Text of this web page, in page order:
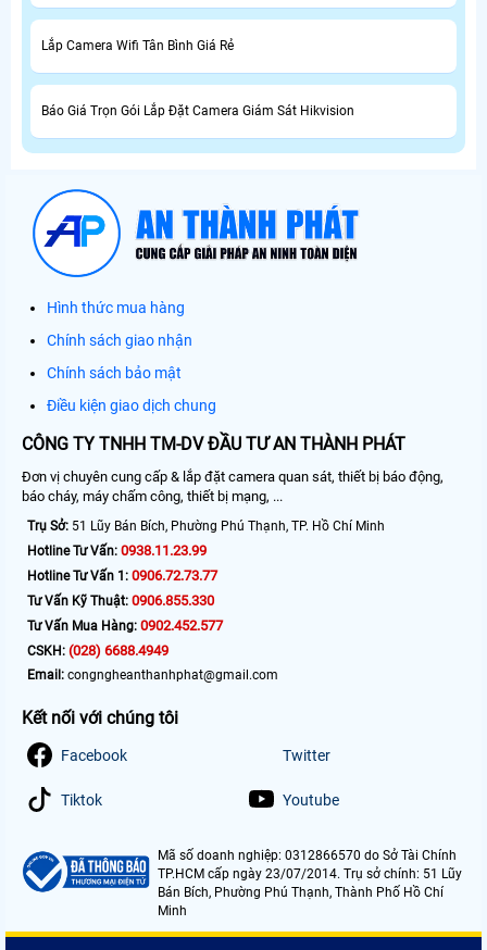
Lắp Camera Wifi Tân Bình Giá Rẻ
Báo Giá Trọn Gói Lắp Đặt Camera Giám Sát Hikvision
Hình thức mua hàng
Chính sách giao nhận
Chính sách bảo mật
Điều kiện giao dịch chung
CÔNG TY TNHH TM-DV ĐẦU TƯ AN THÀNH PHÁT
Đơn vị chuyên cung cấp & lắp đặt camera quan sát, thiết bị báo động,
báo cháy, máy chấm công, thiết bị mạng, ...
Trụ Sở: 51 Lũy Bán Bích, Phường Phú Thạnh, TP. Hồ Chí Minh
Hotline Tư Vấn: 0938.11.23.99
Hotline Tư Vấn 1: 0906.72.73.77
Tư Vấn Kỹ Thuật: 0906.855.330
Tư Vấn Mua Hàng: 0902.452.577
CSKH: (028) 6688.4949
Email: congngheanthanhphat@gmail.com
Kết nối với chúng tôi
Facebook Twitter
Tiktok Youtube
Mã số doanh nghiệp: 0312866570 do Sở Tài Chính
TP.HCM cấp ngày 23/07/2014. Trụ sở chính: 51 Lũy
Bán Bích, Phường Phú Thạnh, Thành Phố Hồ Chí
Minh